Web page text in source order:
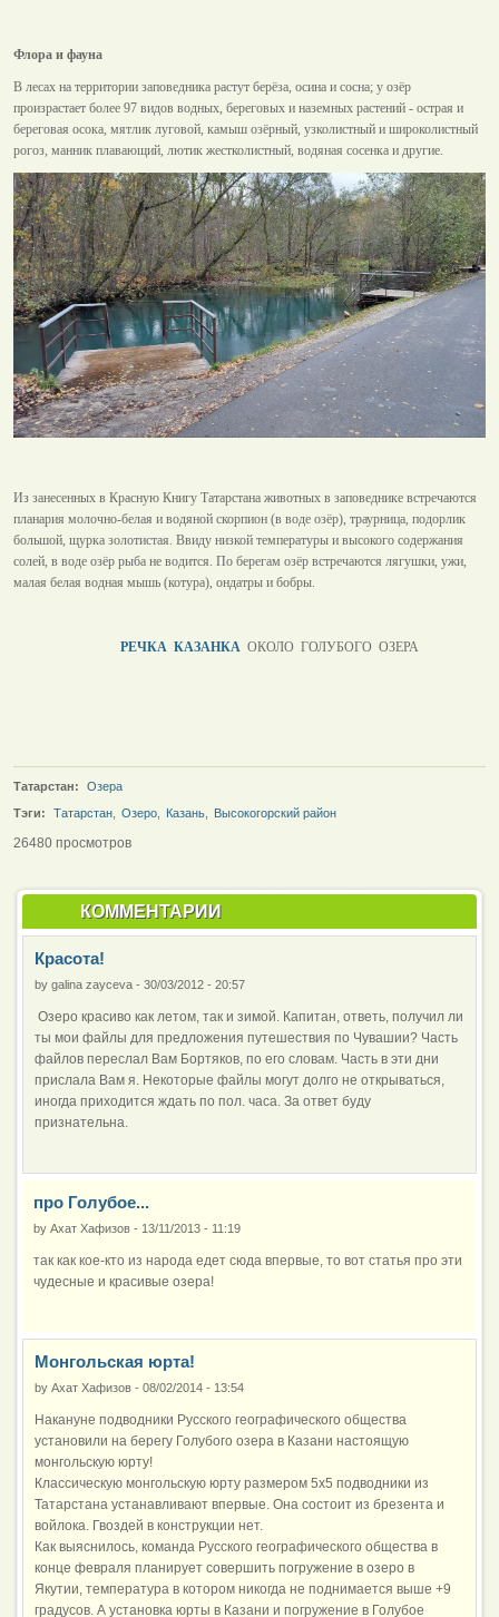
Флора и фауна
В лесах на территории заповедника растут берёза, осина и сосна; у озёр
произрастает более 97 видов водных, береговых и наземных растений - острая и
береговая осока, мятлик луговой, камыш озёрный, узколистный и широколистный
рогоз, манник плавающий, лютик жестколистный, водяная сосенка и другие.
Из занесенных в Красную Книгу Татарстана животных в заповеднике встречаются
планария молочно-белая и водяной скорпион (в воде озёр), траурница, подорлик
большой, щурка золотистая. Ввиду низкой температуры и высокого содержания
солей, в воде озёр рыба не водится. По берегам озёр встречаются лягушки, ужи,
малая белая водная мышь (котура), ондатры и бобры.
РЕЧКА КАЗАНКА ОКОЛО ГОЛУБОГО ОЗЕРА
Татарстан:
Озера
Тэги:
Татарстан Озеро Казань Высокогорский район
26480 просмотров
КОММЕНТАРИИ
Красота!
by galina zayceva - 30/03/2012 - 20:57
Озеро красиво как летом, так и зимой. Капитан, ответь, получил ли
ты мои файлы для предложения путешествия по Чувашии? Часть
файлов переслал Вам Бортяков, по его словам. Часть в эти дни
прислала Вам я. Некоторые файлы могут долго не открываться,
иногда приходится ждать по пол. часа. За ответ буду
признательна.
про Голубое...
by Ахат Хафизов - 13/11/2013 - 11:19
так как кое-кто из народа едет сюда впервые, то вот статья про эти
чудесные и красивые озера!
Монгольская юрта!
by Ахат Хафизов - 08/02/2014 - 13:54
Накануне подводники Русского географического общества
установили на берегу Голубого озера в Казани настоящую
монгольскую юрту!
Классическую монгольскую юрту размером 5х5 подводники из
Татарстана устанавливают впервые. Она состоит из брезента и
войлока. Гвоздей в конструкции нет.
Как выяснилось, команда Русского географического общества в
конце февраля планирует совершить погружение в озеро в
Якутии, температура в котором никогда не поднимается выше +9
градусов. А установка юрты в Казани и погружение в Голубое